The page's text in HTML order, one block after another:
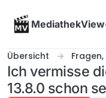
Übersicht
Ich vermisse
13.8.0 schon